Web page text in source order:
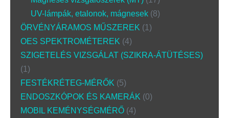
UV-lámpák, etalonok, mágnesek 8
ÖRVÉNYÁRAMOS MŰSZEREK
1
OES SPEKTROMÉTEREK 4
SZIGETELÉS VIZSGÁLAT (SZIKRA-ÁTÜTÉSES)
1
FESTÉKRÉTEG-MÉRŐK
5
ENDOSZKÓPOK ÉS KAMERÁK
0
MOBIL KEMÉNYSÉGMÉRŐ 4